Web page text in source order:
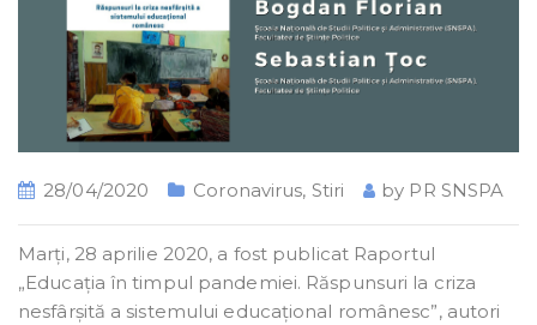
28/04/2020 Coronavirus, Stiri by PR SNSPA
Marți, 28 aprilie 2020, a fost publicat Raportul
„Educația în timpul pandemiei. Răspunsuri la criza
nesfârșită a sistemului educațional românesc”, autori